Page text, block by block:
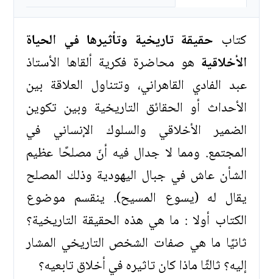
كتاب حقيقة تاريخية وتأثيرها في الحياة
الأخلاقية هو محاضرة فكرية ألقاها الأستاذ
عبد الفادي القاهراني، وتتناول العلاقة بين
الأحداث أو الحقائق التاريخية وبين تكوين
الضمير الأخلاقي والسلوك الإنساني في
المجتمع. ومما لا جدال فيه أنّ مصلحًا عظيم
الشأن عاش في جبال اليهودية وذلك المصلح
يقال له (يسوع المسيح). ينقسم موضوع
الكتاب أولا : ما هي هذه الحقيقة التاريخية؟
ثانيًا ما هي صفات الشخص التاريخي المشار
إليه؟ ثالثًا ماذا كان تاثيره في أخلاق تابعيه؟